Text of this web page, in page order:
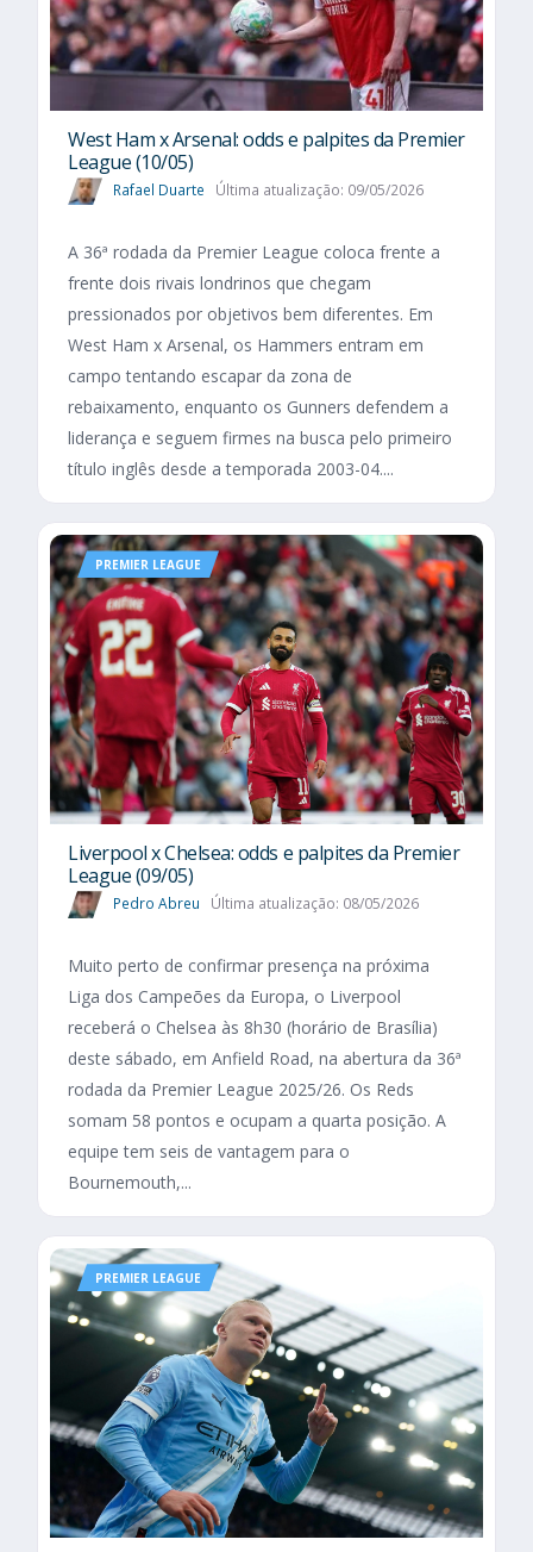
West Ham x Arsenal: odds e palpites da Premier
League (10/05)
Rafael Duarte Última atualização: 09/05/2026
A 36ª rodada da Premier League coloca frente a
frente dois rivais londrinos que chegam
pressionados por objetivos bem diferentes. Em
West Ham x Arsenal, os Hammers entram em
campo tentando escapar da zona de
rebaixamento, enquanto os Gunners defendem a
liderança e seguem firmes na busca pelo primeiro
título inglês desde a temporada 2003-04....
PREMIER LEAGUE
Liverpool x Chelsea: odds e palpites da Premier
League (09/05)
Pedro Abreu Última atualização: 08/05/2026
Muito perto de confirmar presença na próxima
Liga dos Campeões da Europa, o Liverpool
receberá o Chelsea às 8h30 (horário de Brasília)
deste sábado, em Anfield Road, na abertura da 36ª
rodada da Premier League 2025/26. Os Reds
somam 58 pontos e ocupam a quarta posição. A
equipe tem seis de vantagem para o
Bournemouth,...
PREMIER LEAGUE